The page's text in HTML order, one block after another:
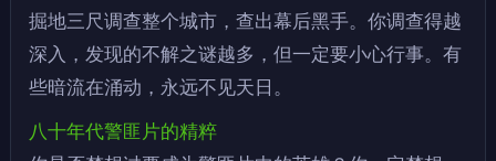
掘地三尺调查整个城市，查出幕后黑手。你调查得越
深入，发现的不解之谜越多，但一定要小心行事。有
些暗流在涌动，永远不见天日。
八十年代警匪片的精粹